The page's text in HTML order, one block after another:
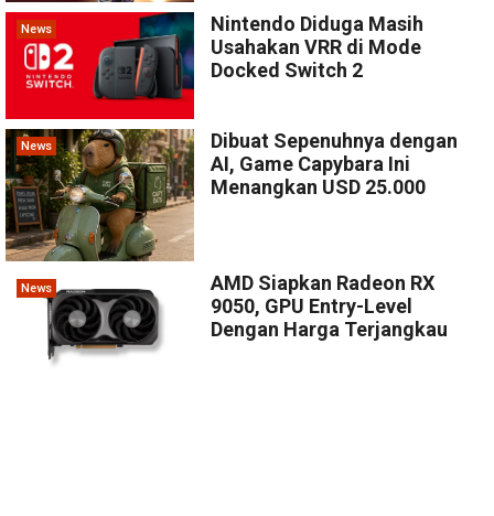
News
Nintendo Diduga Masih
Usahakan VRR di Mode
Docked Switch 2
News
Dibuat Sepenuhnya dengan
AI, Game Capybara Ini
Menangkan USD 25.000
News
AMD Siapkan Radeon RX
9050, GPU Entry-Level
Dengan Harga Terjangkau